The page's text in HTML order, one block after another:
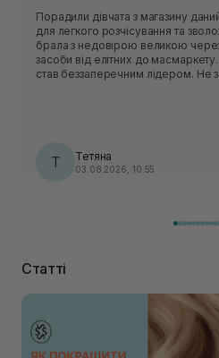
Порадили дівчата з магазину
для легкого розчісування та
брала з недовірою великою
засоби від елітних до
став беззаперечним лідером. Не
Т Тетяна
03.08.2026, 10:55
Статті